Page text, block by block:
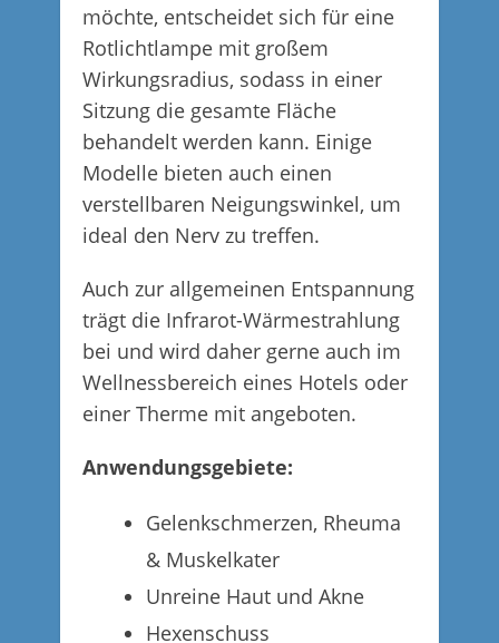
möchte, entscheidet sich für eine
Rotlichtlampe mit großem
Wirkungsradius, sodass in einer
Sitzung die gesamte Fläche
behandelt werden kann. Einige
Modelle bieten auch einen
verstellbaren Neigungswinkel, um
ideal den Nerv zu treffen.
Auch zur allgemeinen Entspannung
trägt die Infrarot-Wärmestrahlung
bei und wird daher gerne auch im
Wellnessbereich eines Hotels oder
einer Therme mit angeboten.
Anwendungsgebiete:
Gelenkschmerzen, Rheuma
& Muskelkater
Unreine Haut und Akne
Hexenschuss